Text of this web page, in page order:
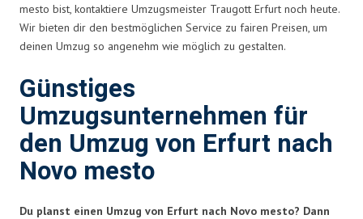
mesto bist, kontaktiere Umzugsmeister Traugott Erfurt noch heute.
Wir bieten dir den bestmöglichen Service zu fairen Preisen, um
deinen Umzug so angenehm wie möglich zu gestalten.
Günstiges
Umzugsunternehmen für
den Umzug von Erfurt nach
Novo mesto
Du planst einen Umzug von Erfurt nach Novo mesto? Dann